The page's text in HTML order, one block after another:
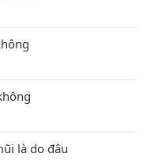
là do đâu